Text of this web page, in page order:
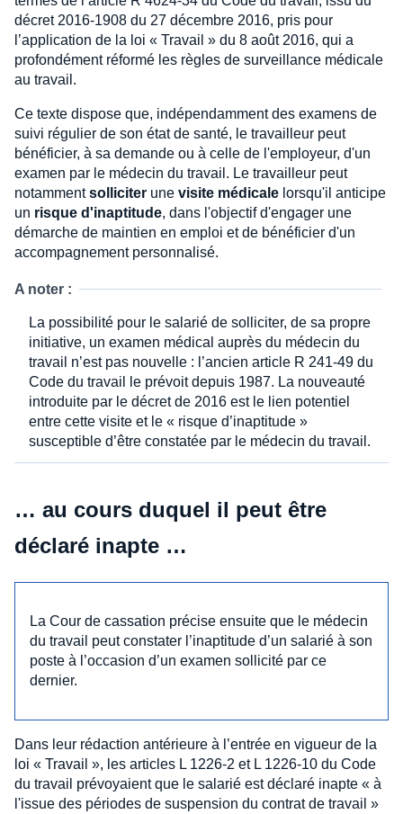
décret 2016-1908 du 27 décembre 2016, pris pour
l’application de la loi « Travail » du 8 août 2016, qui a
profondément réformé les règles de surveillance médicale
au travail.
Ce texte dispose que, indépendamment des examens de
suivi régulier de son état de santé, le travailleur peut
bénéficier, à sa demande ou à celle de l'employeur, d'un
examen par le médecin du travail. Le travailleur peut
notammentsolliciter une visite médicale lorsqu'il anticipe
un risque d'inaptitude, dans l'objectif d'engager une
démarche de maintien en emploi et de bénéficier d'un
accompagnement personnalisé.
A noter :
La possibilité pour le salarié de solliciter, de sa propre
initiative, un examen médical auprès du médecin du
travail n’est pas nouvelle : l’ancien article R 241-49 du
Code du travail le prévoit depuis 1987. La nouveauté
introduite par le décret de 2016 est le lien potentiel
entre cette visite et le « risque d’inaptitude »
susceptible d’être constatée par le médecin du travail.
… au cours duquel il peut être
déclaré inapte …
La Cour de cassation précise ensuite que le médecin
du travail peut constater l’inaptitude d’un salarié à son
poste à l’occasion d’un examen sollicité par ce
dernier.
Dans leur rédaction antérieure à l’entrée en vigueur de la
loi « Travail », les articles L 1226-2 et L 1226-10 du Code
du travail prévoyaient que le salarié est déclaré inapte « à
l'issue des périodes de suspension du contrat de travail »